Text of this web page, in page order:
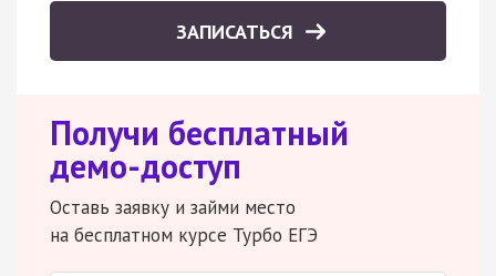
ЗАПИСАТЬСЯ
Получи бесплатный
демо-доступ
Оставь заявку и займи место
на бесплатном курсе Турбо ЕГЭ